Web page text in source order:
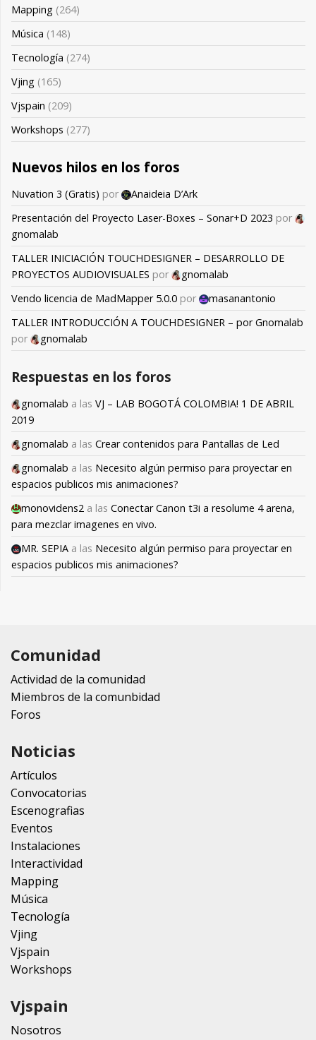
Mapping (264)
Música (148)
Tecnología (274)
Vjing (165)
Vjspain (209)
Workshops (277)
Nuevos hilos en los foros
Nuvation 3 (Gratis) por
Anaideia D’Ark
Presentación del Proyecto Laser-Boxes – Sonar+D 2023 por
gnomalab
TALLER INICIACIÓN TOUCHDESIGNER – DESARROLLO DE
PROYECTOS AUDIOVISUALES por
gnomalab
Vendo licencia de MadMapper 5.0.0 por
masanantonio
TALLER INTRODUCCIÓN A TOUCHDESIGNER – por Gnomalab
por
gnomalab
Respuestas en los foros
gnomalab a las VJ – LAB BOGOTÁ COLOMBIA! 1 DE ABRIL
2019
gnomalab a las Crear contenidos para Pantallas de Led
gnomalab a las Necesito algún permiso para proyectar en
espacios publicos mis animaciones?
monovidens2 a las Conectar Canon t3i a resolume 4 arena,
para mezclar imagenes en vivo.
MR. SEPIA a las Necesito algún permiso para proyectar en
espacios publicos mis animaciones?
Comunidad
Actividad de la comunidad
Miembros de la comunbidad
Foros
Noticias
Artículos
Convocatorias
Escenografias
Eventos
Instalaciones
Interactividad
Mapping
Música
Tecnología
Vjing
Vjspain
Workshops
Vjspain
Nosotros